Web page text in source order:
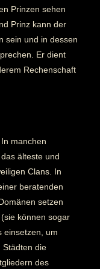
Prinzen sehen
Prinz kann der
sein und in dessen
Er dient
Rechenschaft
manchen
älteste und
Clans. In
beratenden
setzen
können sogar
einsetzen, um
Städten die
des